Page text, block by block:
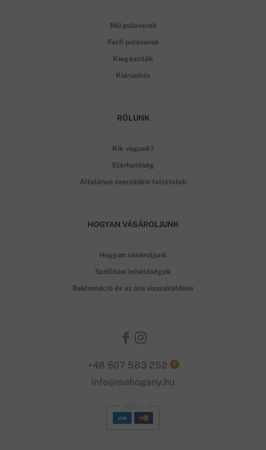
Női pulóverek
Férfi pulóverek
Kiegészítők
Kiárusítás
RÓLUNK
Kik vagunk?
Elérhetőség
Általános szerződési feltételek
HOGYAN VÁSÁROLJUNK
Hogyan vásároljunk
Szállítási lehetőségek
Reklamáció és az áru visszaküldése
+48 607 583 252 ?
info@mahogany.hu